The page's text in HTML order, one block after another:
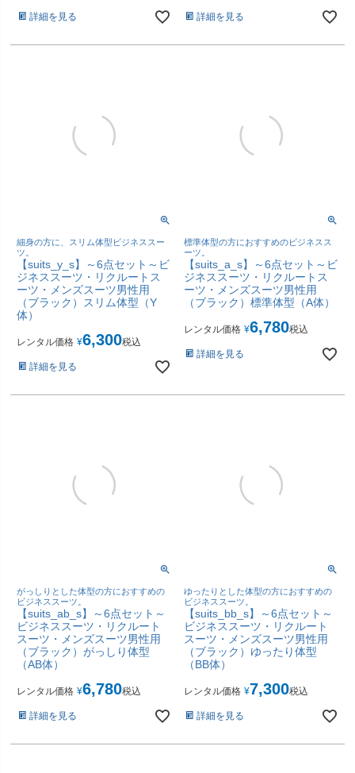
詳細を見る 詳細を見る
細身の方に、スリム体型ビジネススー
ツ。
【suits_y_s】～6点セット～ビ
ジネススーツ・リクルートス
ーツ・メンズスーツ男性用
（ブラック）スリム体型（Y
体）
レンタル価格 ¥6,300税込
詳細を見る
標準体型の方におすすめのビジネスス
ーツ。
【suits_a_s】～6点セット～ビ
ジネススーツ・リクルートス
ーツ・メンズスーツ男性用
（ブラック）標準体型（A体）
レンタル価格 ¥6,780税込
詳細を見る
がっしりとした体型の方におすすめの
ビジネススーツ。
【suits_ab_s】～6点セット～
ビジネススーツ・リクルート
スーツ・メンズスーツ男性用
（ブラック）がっしり体型
（AB体）
レンタル価格 ¥6,780税込
詳細を見る
ゆったりとした体型の方におすすめの
ビジネススーツ。
【suits_bb_s】～6点セット～
ビジネススーツ・リクルート
スーツ・メンズスーツ男性用
（ブラック）ゆったり体型
（BB体）
レンタル価格 ¥7,300税込
詳細を見る